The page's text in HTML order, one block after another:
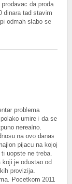
da proda
dinara tad stavim
odmah slabo se
problema
umire i da se
nerealno.
na ovo danas
pijacu na kojoj
uopste ne treba.
koji je odustao od
provizija.
Pocetkom 2011